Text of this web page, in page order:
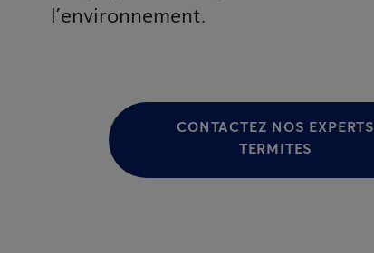
l’environnement.
CONTACTEZ NOS EXPERTS
TERMITES